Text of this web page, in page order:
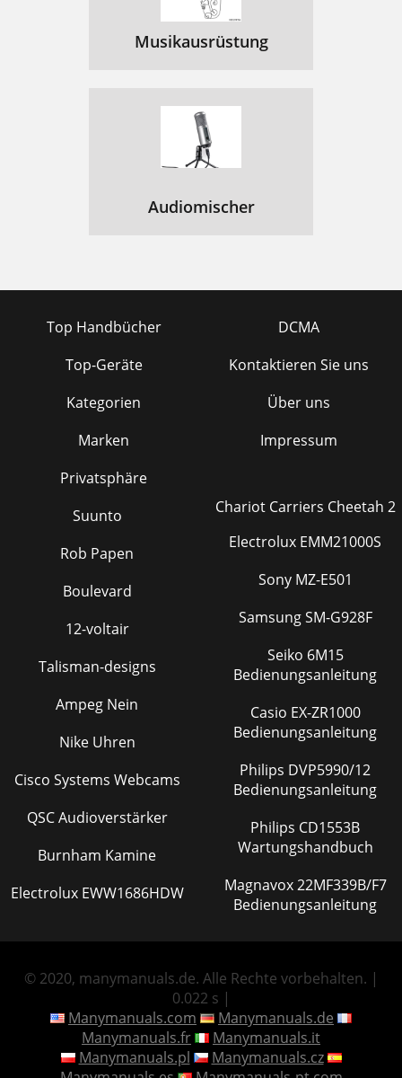
Musikausrüstung
Audiomischer
Top Handbücher
Top-Geräte
Kategorien
Marken
Privatsphäre
DCMA
Kontaktieren Sie uns
Über uns
Impressum
Suunto
Rob Papen
Boulevard
12-voltair
Talisman-designs
Ampeg Nein
Nike Uhren
Cisco Systems Webcams
QSC Audioverstärker
Burnham Kamine
Electrolux EWW1686HDW
Chariot Carriers Cheetah 2
Electrolux EMM21000S
Sony MZ-E501
Samsung SM-G928F
Seiko 6M15
Bedienungsanleitung
Casio EX-ZR1000
Bedienungsanleitung
Philips DVP5990/12
Bedienungsanleitung
Philips CD1553B
Wartungshandbuch
Magnavox 22MF339B/F7
Bedienungsanleitung
© 2020, manymanuals.de. Alle Rechte vorbehalten. |
0.022 s |
Manymanuals.com
Manymanuals.de
Manymanuals.fr
Manymanuals.it
Manymanuals.pl
Manymanuals.cz